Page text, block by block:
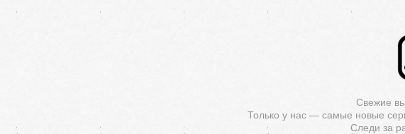
Свежие
Только у нас — самые новые
Следи за